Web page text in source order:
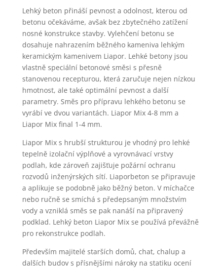
Lehký beton přináší pevnost a odolnost, kterou od
betonu očekáváme, avšak bez zbytečného zatížení
nosné konstrukce stavby. Vylehčení betonu se
dosahuje nahrazením běžného kameniva lehkým
keramickým kamenivem Liapor. Lehké betony jsou
vlastně speciální betonové směsi s přesně
stanovenou recepturou, která zaručuje nejen nízkou
hmotnost, ale také optimální pevnost a další
parametry. Směs pro přípravu lehkého betonu se
vyrábí ve dvou variantách. Liapor Mix 4-8 mm a
Liapor Mix final 1-4 mm.
Liapor Mix s hrubší strukturou je vhodný pro lehké
tepelně izolační výplňové a vyrovnávací vrstvy
podlah, kde zároveň zajišťuje požární ochranu
rozvodů inženýrských sítí. Liaporbeton se připravuje
a aplikuje se podobně jako běžný beton. V míchačce
nebo ručně se smíchá s předepsaným množstvím
vody a vzniklá směs se pak nanáší na připravený
podklad. Lehký beton Liapor Mix se používá převážně
pro rekonstrukce podlah.
Především majitelé starších domů, chat, chalup a
dalších budov s přísnějšími nároky na statiku ocení